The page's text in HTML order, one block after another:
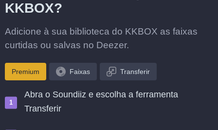
KKBOX?
Adicione à sua biblioteca do KKBOX as faixas
curtidas ou salvas no Deezer.
Premium Faixas Transferir
Abra o Soundiiz e escolha a ferramenta
Transferir